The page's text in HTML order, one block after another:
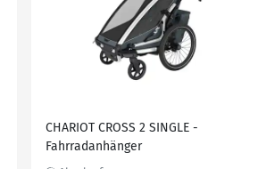
CHARIOT CROSS 2 SINGLE -
Fahrradanhänger